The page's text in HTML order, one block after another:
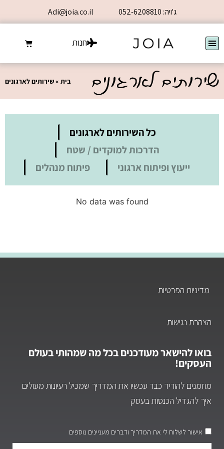
ג'ויה: 052-6208810 Adi@joia.co.il
חנות
לארגונים בית»שירותים לארגונים
כל השירותים לארגונים
הדרכות למוקדים / שטח
ייעוץ ופיתוח ארגוני
פיתוח מנהלים
No data was found
מדיניות הפרטיות
הצהרת נגישות
בואו להישאר מעודכנים בכל מה שמהותי בעולם
העסקים!
מוזמנים להוריד כבר עכשיו את המדריך שמכיל רעיונות מעולים
איך להגדיל הכנסות בעסק
אישור לשלוח לי את המדריך ודברים מעניינים נוספים